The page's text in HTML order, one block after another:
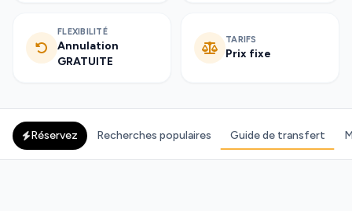
FLEXIBILITÉ
Annulation
GRATUITE
TARIFS
Prix fixe
Réservez Recherches populaires Guide de transfert